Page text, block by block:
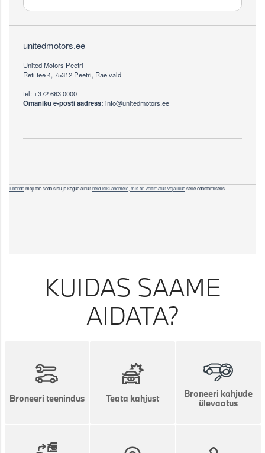
Footer
unitedmotors.ee
United Motors Peetri
Reti tee 4, 75312 Peetri, Rae vald
tel: +372 663 0000
Omaniku e-posti aadress: info@unitedmotors.ee
iubendamajutab seda sisu ja kogub ainultneid Isikuandmeid, mis on vältimatult vajalikudselle edastamiseks.
KUIDAS SAAME
AIDATA?
Broneeri teenindus Teata kahjust
Broneeri kahjude
ülevaatus